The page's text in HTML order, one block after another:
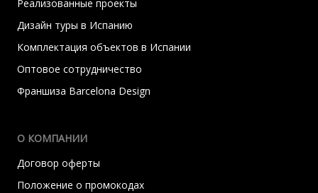
Реализованные проекты
Дизайн туры в Испанию
Комплектация объектов в Испании
Оптовое сотрудничество
Франшиза Barcelona Design
О КОМПАНИИ
Договор оферты
Положение о промокодах